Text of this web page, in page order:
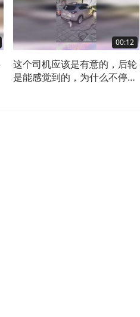
00:12
这个司机应该是有意的，后轮
是能感觉到的，为什么不停车